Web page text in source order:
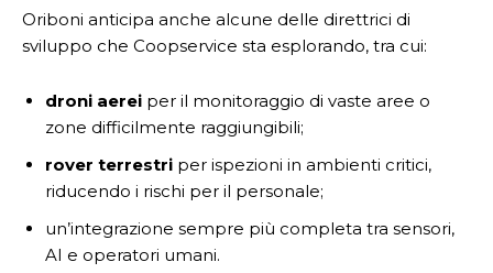
Oriboni anticipa anche alcune delle direttrici di
sviluppo che Coopservice sta esplorando, tra cui:
droni aerei per il monitoraggio di vaste aree o
zone difficilmente raggiungibili;
rover terrestri per ispezioni in ambienti critici,
riducendo i rischi per il personale;
un’integrazione sempre più completa tra sensori,
AI e operatori umani.